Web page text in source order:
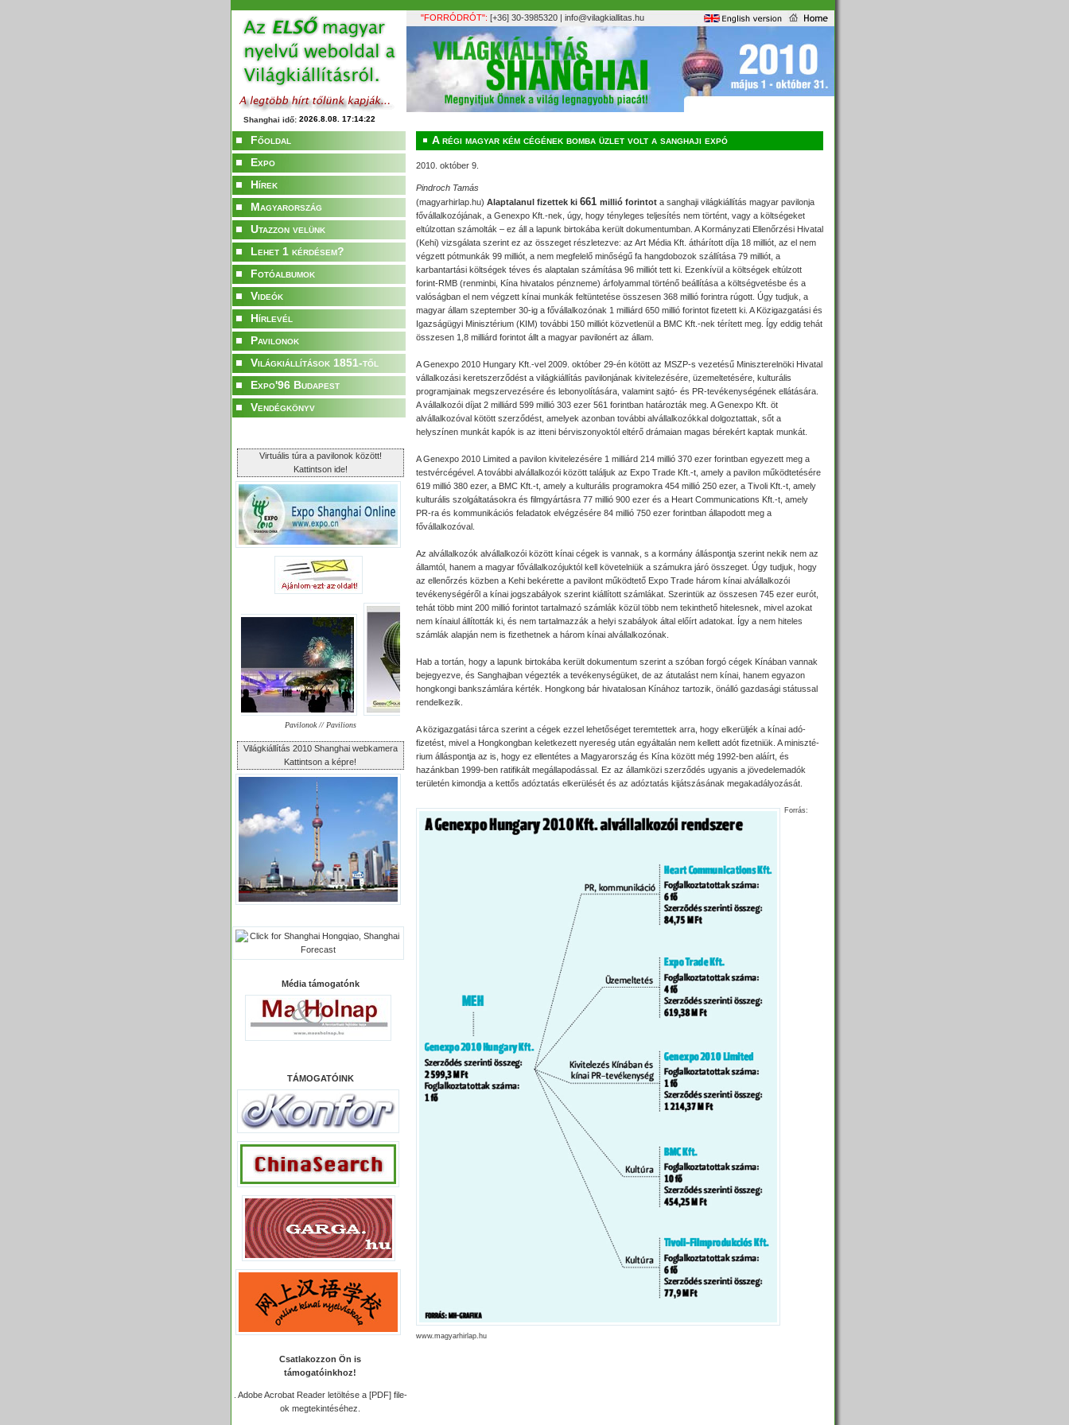
"FORRÓDRÓT": [+36] 30-3985320 | info@vilagkiallitas.hu
Shanghai idő:
Főoldal
Expo
Hírek
Magyarország
Utazzon velünk
Lehet 1 kérdésem?
Fotóalbumok
Videók
Hírlevél
Pavilonok
Világkiállítások 1851-től
Expo'96 Budapest
Vendégkönyv
Virtuális túra a pavilonok között!
Kattintson ide!
Pavilonok // Pavilions
Világkiállítás 2010 Shanghai webkamera
Kattintson a képre!
Média támogatónk
TÁMOGATÓINK
Csatlakozzon Ön is
támogatóinkhoz!
Adobe Acrobat Reader letöltése a [PDF] file-
ok megtekintéséhez.
A régi magyar kém cégének bomba üzlet volt a sanghaji expó
2010. október 9.
Pindroch Tamás
(magyarhirlap.hu) Alaptalanul fizettek ki 661 millió forintot a sanghaji világkiállítás magyar pavilonja
fővállalkozójának, a Genexpo Kft.-nek, úgy, hogy tényleges teljesítés nem történt, vagy a költségeket
eltúlzottan számolták – ez áll a lapunk birtokába került dokumentumban. A Kormányzati Ellenőrzési Hivatal
(Kehi) vizsgálata szerint ez az összeget részletezve: az Art Média Kft. áthárított díja 18 milliót, az el nem
végzett pótmunkák 99 milliót, a nem megfelelő minőségű fa hangdobozok szállítása 79 milliót, a
karbantartási költségek téves és alaptalan számítása 96 milliót tett ki. Ezenkívül a költségek eltúlzott
forint-RMB (renminbi, Kína hivatalos pénzneme) árfolyammal történő beállítása a költségvetésbe és a
valóságban el nem végzett kínai munkák feltüntetése összesen 368 millió forintra rúgott. Úgy tudjuk, a
magyar állam szeptember 30-ig a fővállalkozónak 1 milliárd 650 millió forintot fizetett ki. A Közigazgatási és
Igazságügyi Minisztérium (KIM) további 150 milliót közvetlenül a BMC Kft.-nek térített meg. Így eddig tehát
összesen 1,8 milliárd forintot állt a magyar pavilonért az állam.
A Genexpo 2010 Hungary Kft.-vel 2009. október 29-én kötött az MSZP-s vezetésű Miniszterelnöki Hivatal
vállalkozási keretszerződést a világkiállítás pavilonjának kivitelezésére, üzemeltetésére, kulturális
programjainak megszervezésére és lebonyolítására, valamint sajtó- és PR-tevékenységének ellátására.
A vállalkozói díjat 2 milliárd 599 millió 303 ezer 561 forintban határozták meg. A Genexpo Kft. öt
alvállalkozóval kötött szerződést, amelyek azonban további alvállalkozókkal dolgoztattak, sőt a
helyszínen munkát kapók is az itteni bérviszonyoktól eltérő drámaian magas bérekért kaptak munkát.
A Genexpo 2010 Limited a pavilon kivitelezésére 1 milliárd 214 millió 370 ezer forintban egyezett meg a
testvércégével. A további alvállalkozói között találjuk az Expo Trade Kft.-t, amely a pavilon működtetésére
619 millió 380 ezer, a BMC Kft.-t, amely a kulturális programokra 454 millió 250 ezer, a Tivoli Kft.-t, amely
kulturális szolgáltatásokra és filmgyártásra 77 millió 900 ezer és a Heart Communications Kft.-t, amely
PR-ra és kommunikációs feladatok elvégzésére 84 millió 750 ezer forintban állapodott meg a
fővállalkozóval.
Az alvállalkozók alvállalkozói között kínai cégek is vannak, s a kormány álláspontja szerint nekik nem az
államtól, hanem a magyar fővállalkozójuktól kell követelniük a számukra járó összeget. Úgy tudjuk, hogy
az ellenőrzés közben a Kehi bekérette a pavilont működtető Expo Trade három kínai alvállalkozói
tevékenységéről a kínai jogszabályok szerint kiállított számlákat. Szerintük az összesen 745 ezer eurót,
tehát több mint 200 millió forintot tartalmazó számlák közül több nem tekinthető hitelesnek, mivel azokat
nem kí­naiul állították ki, és nem tartalmazzák a helyi szabályok által előírt adatokat. Így a nem hiteles
számlák alapján nem is fizethetnek a három kínai alvállalkozónak.
Hab a tortán, hogy a lapunk birtokába került dokumentum szerint a szóban forgó cégek Kínában vannak
bejegyezve, és Sanghajban végezték a tevékenységüket, de az átutalást nem kínai, hanem egyazon
hongkongi bankszámlára kérték. Hongkong bár hivatalosan Kínához tartozik, önálló gazdasági státussal
rendelkezik.
A közigazgatási tárca szerint a cégek ezzel lehetőséget teremtettek arra, hogy elkerüljék a kínai adó­
fizetést, mivel a Hongkongban keletkezett nyereség után egyáltalán nem kellett adót fizetniük. A miniszté­
rium álláspontja az is, hogy ez ellentétes a Magyarország és Kína között még 1992-ben aláírt, és
hazánkban 1999-ben ratifikált megállapodással. Ez az államközi szerződés ugyanis a jövedelemadók
területén kimondja a kettős adóztatás elkerülését és az adóztatás kijátszásának megaka­dályozását.
Forrás:
www.magyarhirlap.hu